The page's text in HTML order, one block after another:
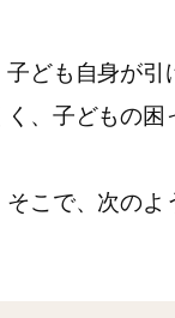
ども自身が
、子どもの
こで、次の